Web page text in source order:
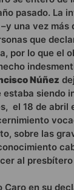
pasado. La
una vez
que
por lo que el
Núñez
siendo
el 18 de abril
sobre las
al
en su